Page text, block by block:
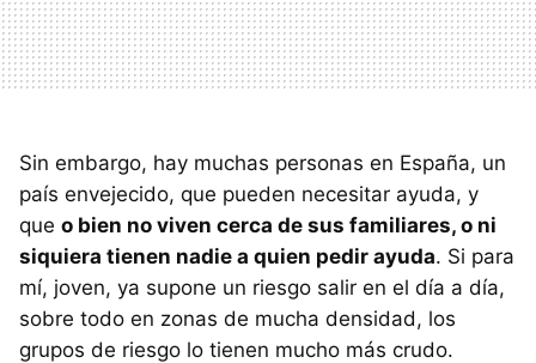
Sin embargo, hay muchas personas en España, un
país envejecido, que pueden necesitar ayuda, y
que o bien no viven cerca de sus familiares, o ni
siquiera tienen nadie a quien pedir ayuda. Si para
mí, joven, ya supone un riesgo salir en el día a día,
sobre todo en zonas de mucha densidad, los
grupos de riesgo lo tienen mucho más crudo.